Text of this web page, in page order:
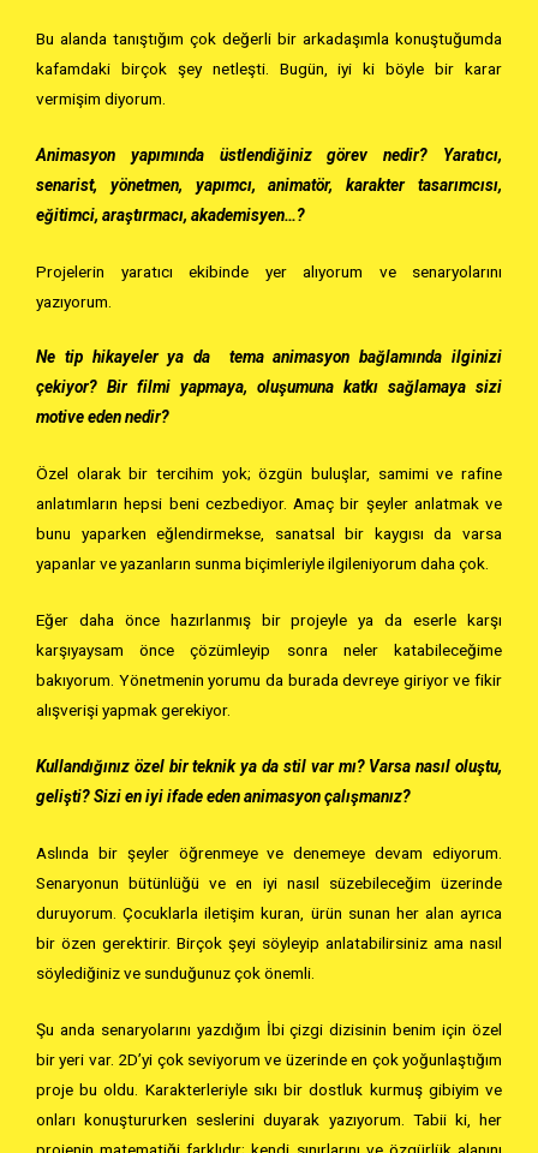
Bu alanda tanıştığım çok değerli bir arkadaşımla konuştuğumda
kafamdaki birçok şey netleşti. Bugün, iyi ki böyle bir karar
vermişim diyorum.
Animasyon yapımında üstlendiğiniz görev nedir? Yaratıcı,
senarist, yönetmen, yapımcı, animatör, karakter tasarımcısı,
eğitimci, araştırmacı, akademisyen…?
Projelerin yaratıcı ekibinde yer alıyorum ve senaryolarını
yazıyorum.
Ne tip hikayeler ya da tema animasyon bağlamında ilginizi
çekiyor? Bir filmi yapmaya, oluşumuna katkı sağlamaya sizi
motive eden nedir?
Özel olarak bir tercihim yok; özgün buluşlar, samimi ve rafine
anlatımların hepsi beni cezbediyor. Amaç bir şeyler anlatmak ve
bunu yaparken eğlendirmekse, sanatsal bir kaygısı da varsa
yapanlar ve yazanların sunma biçimleriyle ilgileniyorum daha çok.
Eğer daha önce hazırlanmış bir projeyle ya da eserle karşı
karşıyaysam önce çözümleyip sonra neler katabileceğime
bakıyorum. Yönetmenin yorumu da burada devreye giriyor ve fikir
alışverişi yapmak gerekiyor.
Kullandığınız özel bir teknik ya da stil var mı? Varsa nasıl oluştu,
gelişti? Sizi en iyi ifade eden animasyon çalışmanız?
Aslında bir şeyler öğrenmeye ve denemeye devam ediyorum.
Senaryonun bütünlüğü ve en iyi nasıl süzebileceğim üzerinde
duruyorum. Çocuklarla iletişim kuran, ürün sunan her alan ayrıca
bir özen gerektirir. Birçok şeyi söyleyip anlatabilirsiniz ama nasıl
söylediğiniz ve sunduğunuz çok önemli.
Şu anda senaryolarını yazdığım İbi çizgi dizisinin benim için özel
bir yeri var. 2D’yi çok seviyorum ve üzerinde en çok yoğunlaştığım
proje bu oldu. Karakterleriyle sıkı bir dostluk kurmuş gibiyim ve
onları konuştururken seslerini duyarak yazıyorum. Tabii ki, her